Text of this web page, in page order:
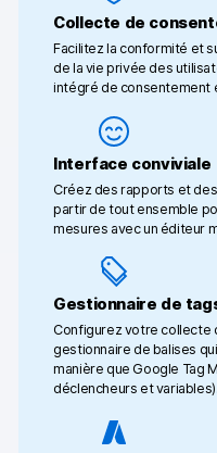
EN
Collecte de
Facilitez la conformité et
de la vie privée des
intégré de consentement
Interface conviviale
Créez des rapports et
partir de tout ensemble
mesures avec un éditeur
Gestionnaire de
Configurez votre collecte
gestionnaire de balises
manière que Google Tag
déclencheurs et variables).